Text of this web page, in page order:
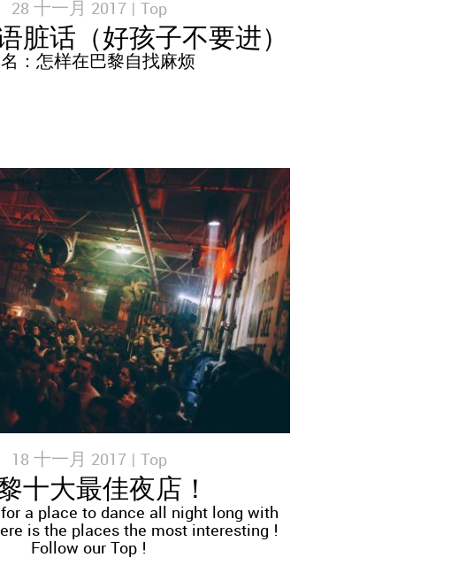
28 十一月 2017 | Top
脏话（好孩子不要进）
：怎样在巴黎自找麻烦
18 十一月 2017 | Top
十大最佳夜店！
a place to dance all night long with
is the places the most interesting !
Follow our Top !